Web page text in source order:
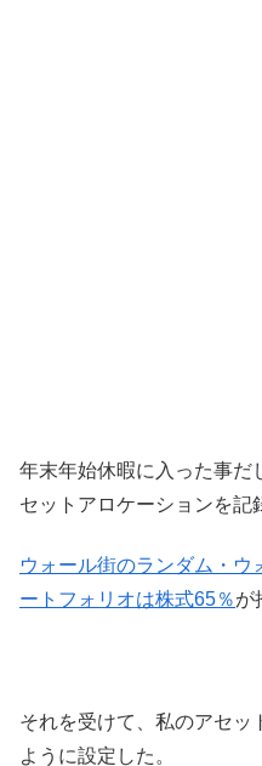
年末年始休暇に入った事だ
セットアロケーションを記
ウォール街のランダム・ウ
ートフォリオは株式65％が
それを受けて、私のアセッ
ように設定した。